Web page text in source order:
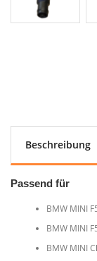
Beschreibung
Passend für
BMW MINI
BMW MINI
BMW MINI